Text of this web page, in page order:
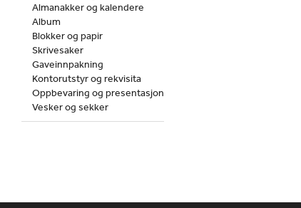
Almanakker og kalendere
Album
Blokker og papir
Skrivesaker
Gaveinnpakning
Kontorutstyr og rekvisita
Oppbevaring og presentasjon
Vesker og sekker